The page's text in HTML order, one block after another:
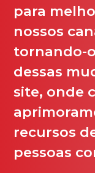
para
nossos
tornando-
dessas
site, onde
recursos
pessoas